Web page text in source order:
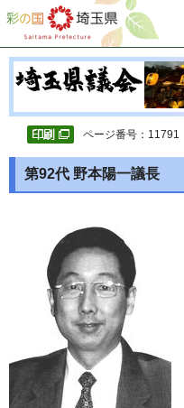
彩の国 埼玉県
ページ番号：11791
第92代 野本陽一議長